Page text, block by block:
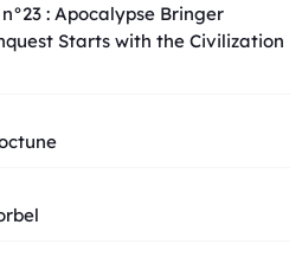
: Apocalypse Bringer
Starts with the Civilization